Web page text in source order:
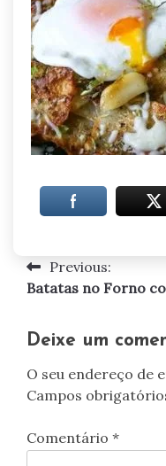
Navegação
artigos
Previous:
Batatas no Forno
Deixe um
O seu endereço de
Campos
Comentário *